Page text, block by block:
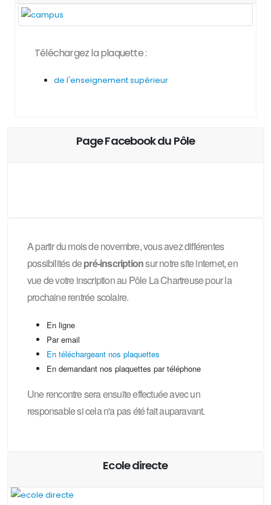
Téléchargez la plaquette :
de l'enseignement supérieur
Page Facebook du Pôle
A partir du mois de novembre, vous avez différentes
possibilités depré-inscriptionsur notre site internet, en
vue de votre inscription au Pôle La Chartreuse pour la
prochaine rentrée scolaire.
En ligne
Par email
En téléchargeant nos plaquettes
En demandant nos plaquettes par téléphone
Une rencontre sera ensuite effectuée avec un
responsable si cela n'a pas été fait auparavant.
Ecole directe